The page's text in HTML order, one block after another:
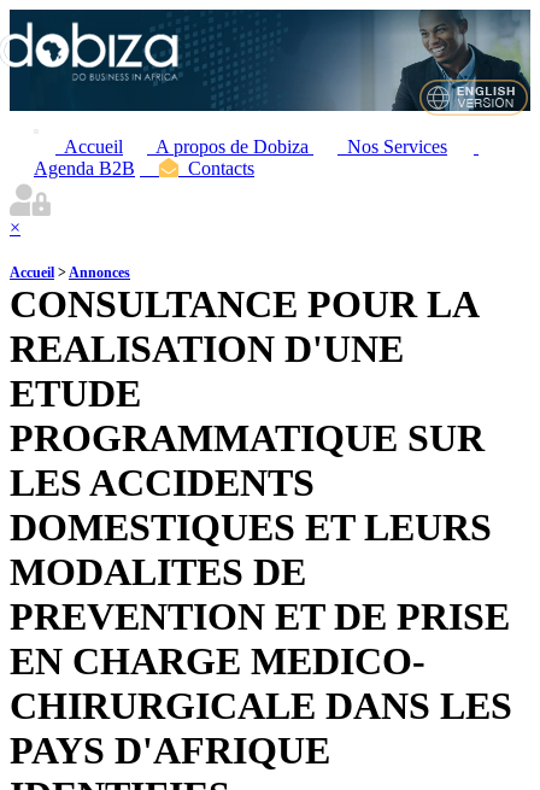
Accueil A propos de Dobiza
Nos Services
Agenda B2B
Contacts
×
Accueil >Annonces
CONSULTANCE POUR LA
REALISATION D'UNE
ETUDE
PROGRAMMATIQUE SUR
LES ACCIDENTS
DOMESTIQUES ET LEURS
MODALITES DE
PREVENTION ET DE PRISE
EN CHARGE MEDICO-
CHIRURGICALE DANS LES
PAYS D'AFRIQUE